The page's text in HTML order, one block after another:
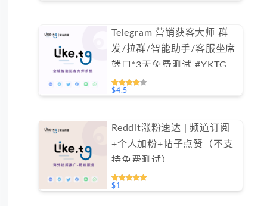
Telegram 营销获客大师 群
发/拉群/智能助手/客服坐席
端口*3天免费测试 #YKTG
$4.5
Reddit涨粉速达 | 频道订阅
+个人加粉+帖子点赞（不支
持免费测试）
$1